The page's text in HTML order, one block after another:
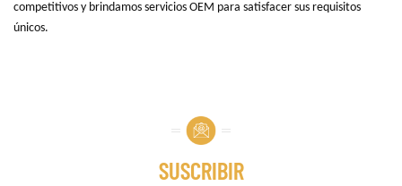
competitivos y brindamos servicios OEM para satisfacer sus requisitos
únicos.
SUSCRIBIR